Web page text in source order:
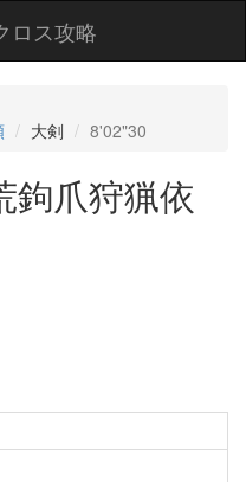
ロス攻略
大剣 8'02"30
鉤爪狩猟依